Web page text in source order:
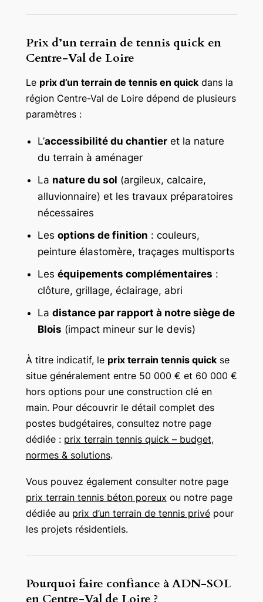
Prix d’un terrain de tennis quick en
Centre-Val de Loire
Le prix d’un terrain de tennis en quickdans la
région Centre-Val de Loire dépend de plusieurs
paramètres :
L’accessibilité du chantieret la nature
du terrain à aménager
La nature du sol (argileux, calcaire,
alluvionnaire) et les travaux préparatoires
nécessaires
Les options de finition : couleurs,
peinture élastomère, traçages multisports
Les équipements complémentaires :
clôture, grillage, éclairage, abri
La distance par rapport à notre siège de
Blois (impact mineur sur le devis)
À titre indicatif, le prix terrain tennis quickse
situe généralement entre 50 000 € et 60 000 €
hors options pour une construction clé en
main. Pour découvrir le détail complet des
postes budgétaires, consultez notre page
dédiée : prix terrain tennis quick – budget,
normes & solutions.
Vous pouvez également consulter notre page
prix terrain tennis béton poreux ou notre page
dédiée au prix d’un terrain de tennis privépour
les projets résidentiels.
Pourquoi faire confiance à ADN-SOL
en Centre-Val de Loire ?